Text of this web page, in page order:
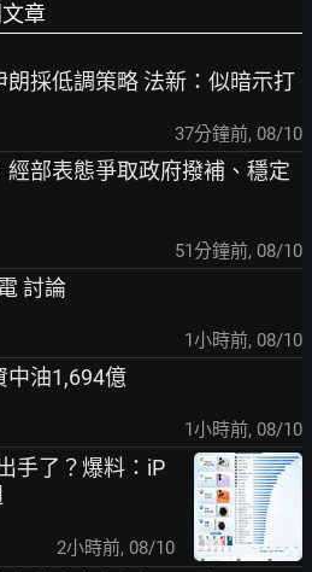
章
朗採低調策略 法新：似暗示打
37分鐘前, 08/10
經部表態爭取政府撥補、穩定
51分鐘前, 08/10
討論
1小時前, 08/10
中油1,694億
1小時前, 08/10
手了？爆料：iP
2小時前, 08/10